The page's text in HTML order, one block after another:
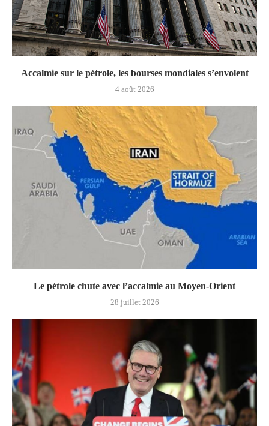
Accalmie sur le pétrole, les bourses mondiales s’envolent
4 août 2026
Le pétrole chute avec l’accalmie au Moyen-Orient
28 juillet 2026